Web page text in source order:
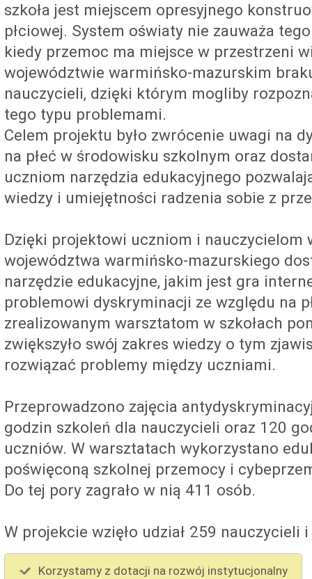
szkoła jest miejscem opresyjnego
płciowej. System oświaty nie zauważa
kiedy przemoc ma miejsce w przestrzeni
województwie warmińsko-mazurskim
nauczycieli, dzięki którym mogliby
tego typu problemami.
Celem projektu było zwrócenie uwagi na
na płeć w środowisku szkolnym oraz
uczniom narzędzia edukacyjnego
wiedzy i umiejętności radzenia sobie z
Dzięki projektowi uczniom i nauczycielom
województwa warmińsko-mazurskiego
narzędzie edukacyjne, jakim jest gra
problemowi dyskryminacji ze względu na
zrealizowanym warsztatom w szkołach
zwiększyło swój zakres wiedzy o tym
rozwiązać problemy między uczniami.
Przeprowadzono zajęcia
godzin szkoleń dla nauczycieli oraz 120
uczniów. W warsztatach wykorzystano
poświęconą szkolnej przemocy i
Do tej pory zagrało w nią 411 osób.
W projekcie wzięło udział 259 nauczycieli
Korzystamy z dotacji na rozwój instytucjonalny